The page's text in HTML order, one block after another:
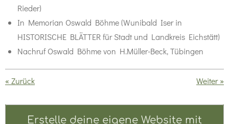
Rieder)
In Memorian Oswald Böhme (Wunibald Iser in
HISTORISCHE BLÄTTER für Stadt und Landkreis Eichstätt)
Nachruf Oswald Böhme von H.Müller-Beck, Tübingen
« Zurück Weiter»
Erstelle deine eigene Website mit